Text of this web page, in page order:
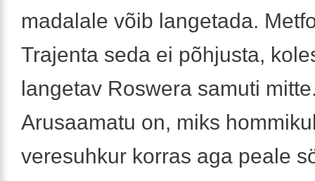
madalale võib langetada.
Trajenta seda ei põhjusta,
langetav Roswera samuti
Arusaamatu on, miks
veresuhkur korras aga peale